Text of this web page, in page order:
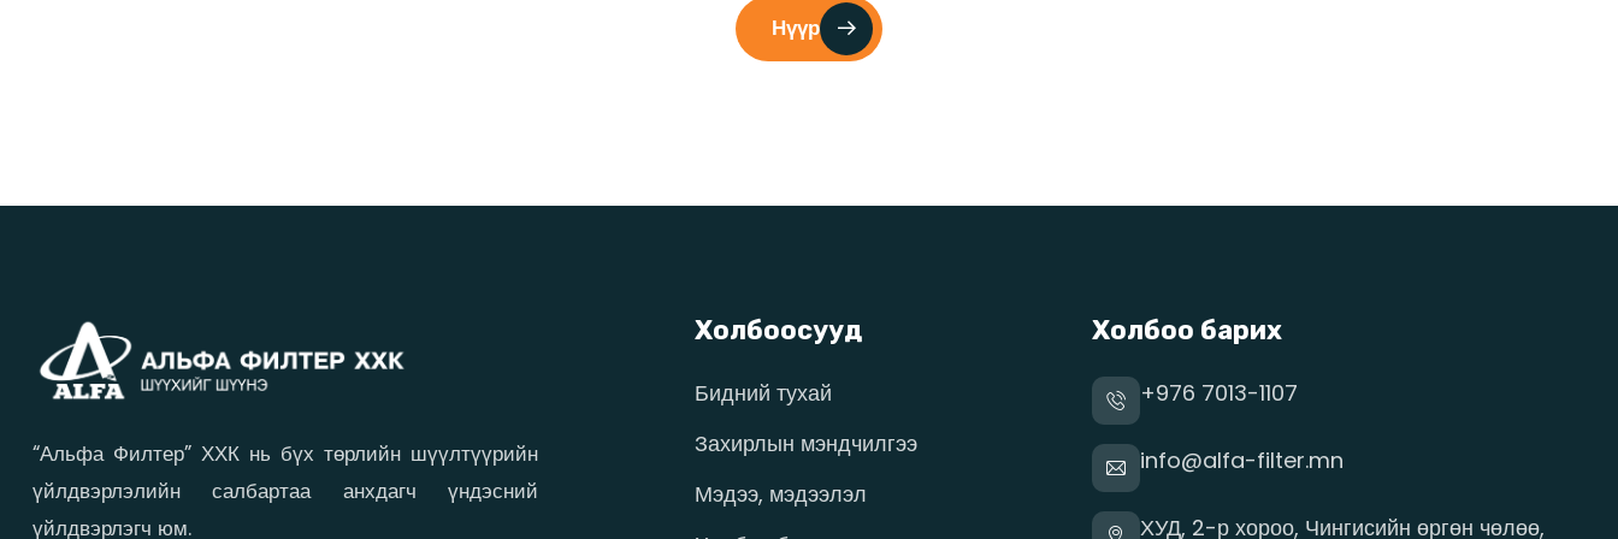
Нүүр
“Альфа Филтер” ХХК нь бүх төрлийн шүүлтүүрийн
үйлдвэрлэлийн салбартаа анхдагч үндэсний
үйлдвэрлэгч юм.
Холбоосууд
Бидний тухай
Захирлын мэндчилгээ
Мэдээ, мэдээлэл
Холбоо барих
+976 7013-1107
info@alfa-filter.mn
ХУД, 2-р хороо, Чингисийн өргөн чөлөө,